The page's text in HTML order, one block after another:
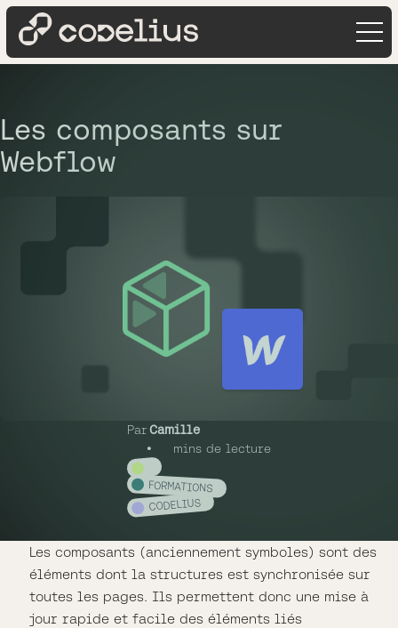
Les composants sur
Webflow
ParCamille
•
mins de lecture
FORMATIONS
CODELIUS
Les composants (anciennement symboles) sont des
éléments dont la structures est synchronisée sur
toutes les pages. Ils permettent donc une mise à
jour rapide et facile des éléments liés